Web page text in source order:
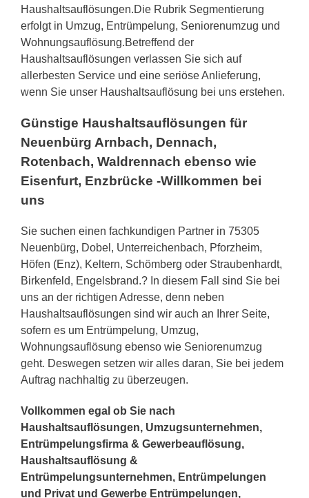
Haushaltsauflösungen.Die Rubrik Segmentierung
erfolgt in Umzug, Entrümpelung, Seniorenumzug und
Wohnungsauflösung.Betreffend der
Haushaltsauflösungen verlassen Sie sich auf
allerbesten Service und eine seriöse Anlieferung,
wenn Sie unser Haushaltsauflösung bei uns erstehen.
Günstige Haushaltsauflösungen für
Neuenbürg Arnbach, Dennach,
Rotenbach, Waldrennach ebenso wie
Eisenfurt, Enzbrücke -Willkommen bei
uns
Sie suchen einen fachkundigen Partner in 75305
Neuenbürg, Dobel, Unterreichenbach, Pforzheim,
Höfen (Enz), Keltern, Schömberg oder Straubenhardt,
Birkenfeld, Engelsbrand.? In diesem Fall sind Sie bei
uns an der richtigen Adresse, denn neben
Haushaltsauflösungen sind wir auch an Ihrer Seite,
sofern es um Entrümpelung, Umzug,
Wohnungsauflösung ebenso wie Seniorenumzug
geht. Deswegen setzen wir alles daran, Sie bei jedem
Auftrag nachhaltig zu überzeugen.
Vollkommen egal ob Sie nach
Haushaltsauflösungen, Umzugsunternehmen,
Entrümpelungsfirma & Gewerbeauflösung,
Haushaltsauflösung &
Entrümpelungsunternehmen, Entrümpelungen
und Privat und Gewerbe Entrümpelungen,